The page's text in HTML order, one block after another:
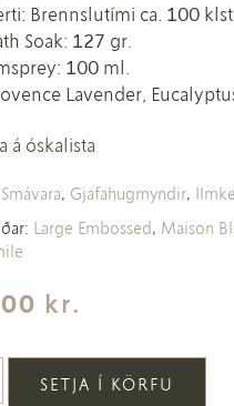
Brennslutími ca. 100 klst.
Soak: 127 gr.
100 ml.
Lavender,
á óskalista
Smávara, Gjafahugmyndir,
Large Embossed, Maison
kr.
SETJA Í KÖRFU